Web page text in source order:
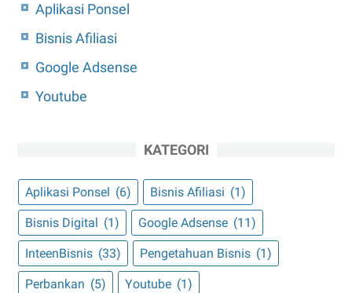
Aplikasi Ponsel
Bisnis Afiliasi
Google Adsense
Youtube
KATEGORI
Aplikasi Ponsel (6) Bisnis Afiliasi (1)
Bisnis Digital (1) Google Adsense (11)
InteenBisnis (33) Pengetahuan Bisnis (1)
Perbankan (5) Youtube (1)